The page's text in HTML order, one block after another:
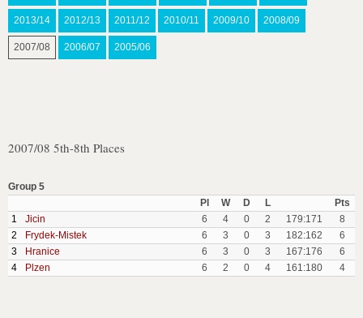
2013/14 2012/13 2011/12 2010/11 2009/10 2008/09
2007/08 2006/07 2005/06
2007/08 5th-8th Places
Group 5
Pl
W D L
Pts
1
Jicin 6 4 0 2 179:171
8
2
Frydek-Mistek 6 3 0 3 182:162
6
3
Hranice 6 3 0 3 167:176
6
4
Plzen 6 2 0 4 161:180 4